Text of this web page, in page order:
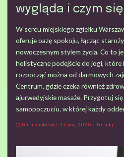
wygląda i czym
W sercu miejskiego zgiełku
oferuje oazę spokoju, łącząc
nowoczesnym stylem życia. Co to
holistyczne podejście do jogi, które
rozpocząć można od darmowych
Centrum, gdzie czeka również
ajurwedyjskie masaże. Przygotuj
samopoczuciu, w której każdy
Data publikacji: 1 lipca, 2026
Porady